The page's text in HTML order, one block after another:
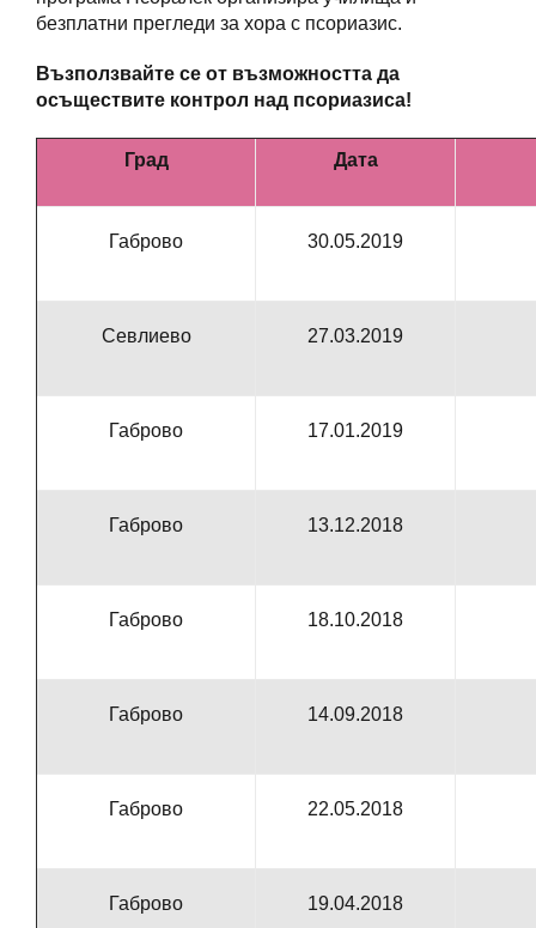
безплатни прегледи за хора с псориазис.
Възползвайте се от възможността да
осъществите контрол над псориазиса!
Град Дата
Габрово 30.05.2019
Севлиево 27.03.2019
Габрово 17.01.2019
Габрово 13.12.2018
Габрово 18.10.2018
Габрово 14.09.2018
Габрово 22.05.2018
Габрово 19.04.2018